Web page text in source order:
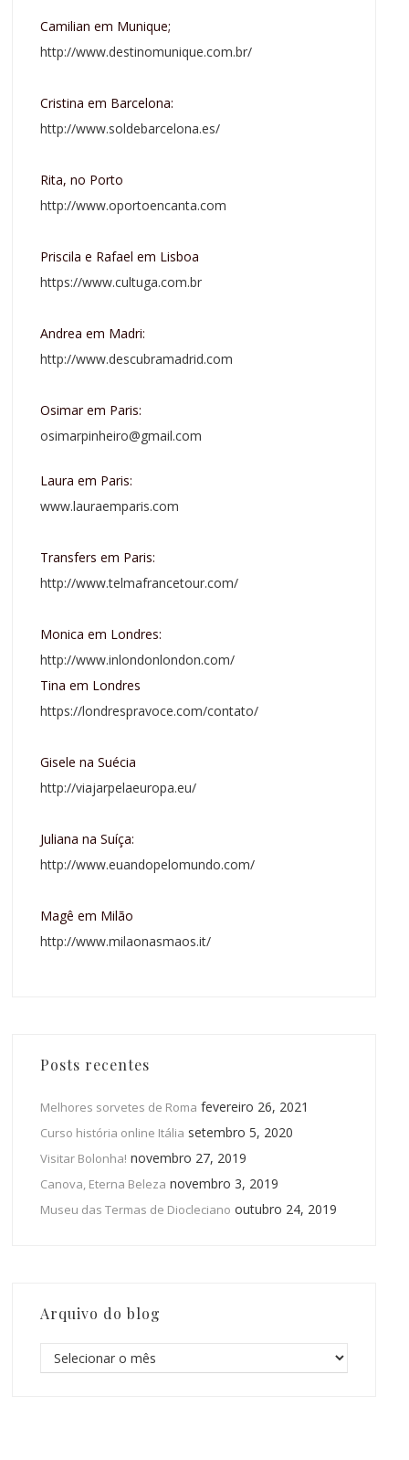
Camilian em Munique;
http://www.destinomunique.com.br/
Cristina em Barcelona:
http://www.soldebarcelona.es/
Rita, no Porto
http://www.oportoencanta.com
Priscila e Rafael em Lisboa
https://www.cultuga.com.br
Andrea em Madri:
http://www.descubramadrid.com
Osimar em Paris:
osimarpinheiro@gmail.com
Laura em Paris:
www.lauraemparis.com
Transfers em Paris:
http://www.telmafrancetour.com/
Monica em Londres:
http://www.inlondonlondon.com/
Tina em Londres
https://londrespravoce.com/contato/
Gisele na Suécia
http://viajarpelaeuropa.eu/
Juliana na Suíça:
http://www.euandopelomundo.com/
Magê em Milão
http://www.milaonasmaos.it/
Posts recentes
Melhores sorvetes de Roma fevereiro 26, 2021
Curso história online Itália setembro 5, 2020
Visitar Bolonha! novembro 27, 2019
Canova, Eterna Beleza novembro 3, 2019
Museu das Termas de Diocleciano outubro 24, 2019
Arquivo do blog